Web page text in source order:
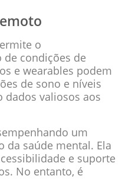
o
condições de
e wearables podem
de sono e níveis
dados valiosos aos
um
da saúde mental. Ela
e suporte
No entanto, é